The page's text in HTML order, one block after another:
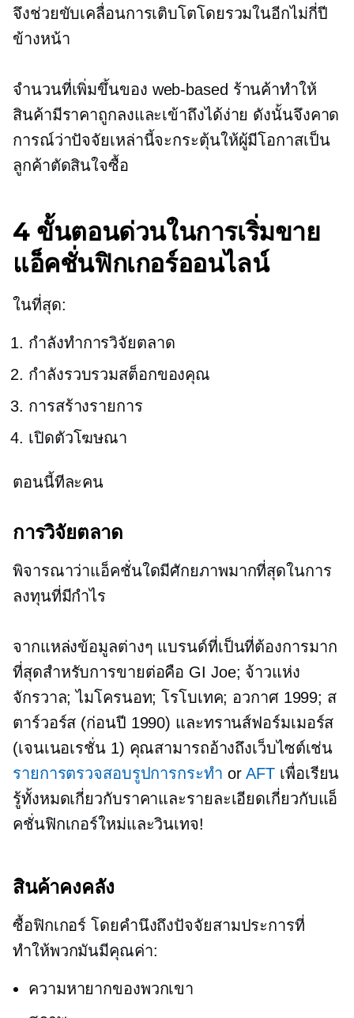
จึงช่วยขับเคลื่อนการเติบโตโดยรวมในอีกไม่กี่ปี
ข้างหน้า
จำนวนที่เพิ่มขึ้นของ web-based ร้านค้าทำให้
สินค้ามีราคาถูกลงและเข้าถึงได้ง่าย ดังนั้นจึงคาด
การณ์ว่าปัจจัยเหล่านี้จะกระตุ้นให้ผู้มีโอกาสเป็น
ลูกค้าตัดสินใจซื้อ
4 ขั้นตอนด่วนในการเริ่มขาย
แอ็คชั่นฟิกเกอร์ออนไลน์
ในที่สุด:
กำลังทำการวิจัยตลาด
กำลังรวบรวมสต็อกของคุณ
การสร้างรายการ
เปิดตัวโฆษณา
ตอนนี้ทีละคน
การวิจัยตลาด
พิจารณาว่าแอ็คชั่นใดมีศักยภาพมากที่สุดในการ
ลงทุนที่มีกำไร
จากแหล่งข้อมูลต่างๆ แบรนด์ที่เป็นที่ต้องการมาก
ที่สุดสำหรับการขายต่อคือ GI Joe; จ้าวแห่ง
จักรวาล; ไมโครนอท; โรโบเทค; อวกาศ 1999; ส
ตาร์วอร์ส (ก่อนปี 1990) และทรานส์ฟอร์มเมอร์ส
(เจนเนอเรชั่น 1) คุณสามารถอ้างถึงเว็บไซต์เช่น
รายการตรวจสอบรูปการกระทำ orAFT เพื่อเรียน
รู้ทั้งหมดเกี่ยวกับราคาและรายละเอียดเกี่ยวกับแอ็
คชั่นฟิกเกอร์ใหม่และวินเทจ!
สินค้าคงคลัง
ซื้อฟิกเกอร์ โดยคำนึงถึงปัจจัยสามประการที่
ทำให้พวกมันมีคุณค่า:
ความหายากของพวกเขา